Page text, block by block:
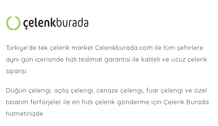
Türkiye'de tek çelenk market Celenkburada.com ile tüm şehirlere
aynı gün içerisinde hızlı teslimat garantisi ile kaliteli ve ucuz çelenk
siparişi.
Düğün çelengi, açılış çelengi, cenaze çelengi, fuar çelengi ve özel
tasarım ferforjeler ile en hızlı çelenk gönderme için Çelenk Burada
hizmetinizde.